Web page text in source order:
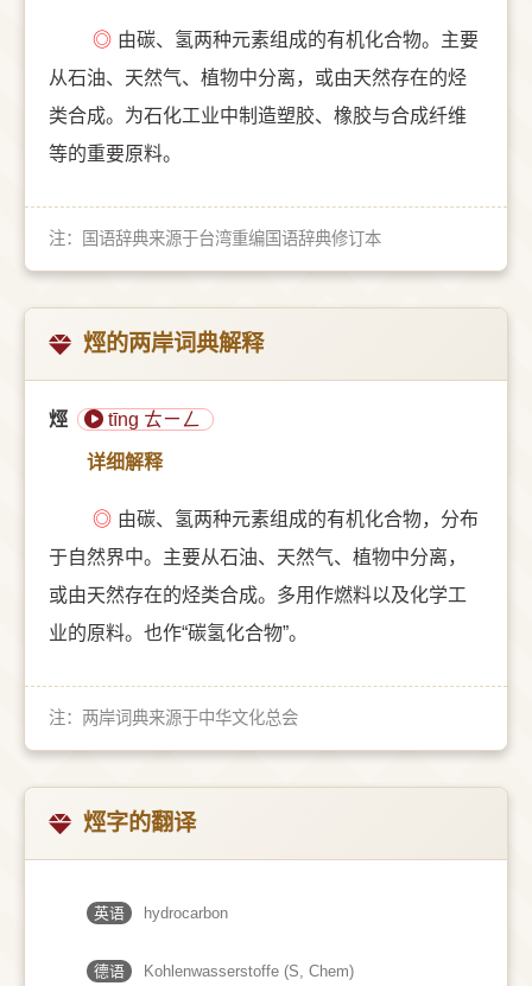
◎ 由碳、氢两种元素组成的有机化合物。主要
从石油、天然气、植物中分离，或由天然存在的烃
类合成。为石化工业中制造塑胶、橡胶与合成纤维
等的重要原料。
注：国语辞典来源于台湾重编国语辞典修订本
烴的两岸词典解释
烴 tīng ㄊㄧㄥ
详细解释
◎ 由碳、氢两种元素组成的有机化合物，分布
于自然界中。主要从石油、天然气、植物中分离，
或由天然存在的烃类合成。多用作燃料以及化学工
业的原料。也作“碳氢化合物”。
注：两岸词典来源于中华文化总会
烴字的翻译
英语 hydrocarbon
德语 Kohlenwasserstoffe (S, Chem)